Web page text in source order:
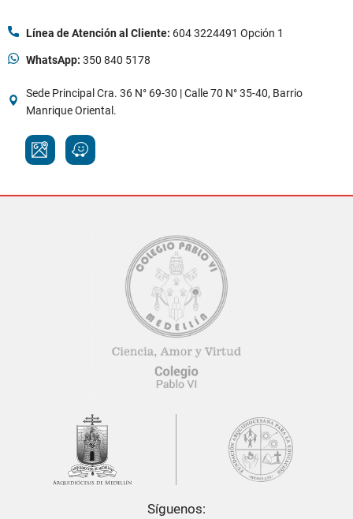
Línea de Atención al Cliente: 604 3224491 Opción 1
WhatsApp: 350 840 5178
Sede Principal Cra. 36 N° 69-30 | Calle 70 N° 35-40, Barrio
Manrique Oriental.
Síguenos: